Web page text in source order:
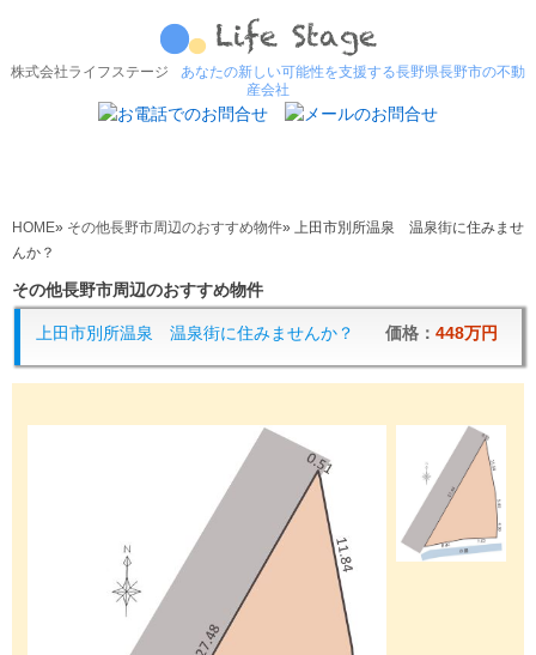
株式会社ライフステージ
あなたの新しい可能性を支援する長野県長野市の不動
産会社
HOME» その他長野市周辺のおすすめ物件» 上田市別所温泉 温泉街に住みませ
んか？
その他長野市周辺のおすすめ物件
上田市別所温泉 温泉街に住みませんか？ 価格：448万円